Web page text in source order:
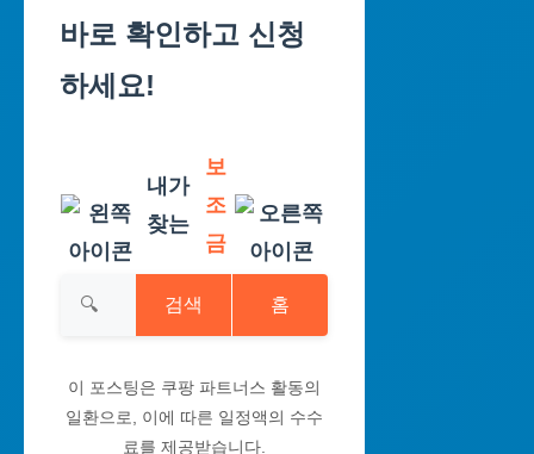
바로 확인하고 신청
하세요!
내가
찾는
보
조
금
검색 홈
이 포스팅은 쿠팡 파트너스 활동의
일환으로, 이에 따른 일정액의 수수
료를 제공받습니다.